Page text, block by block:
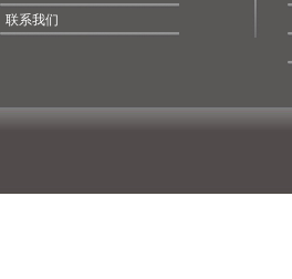
联系我们